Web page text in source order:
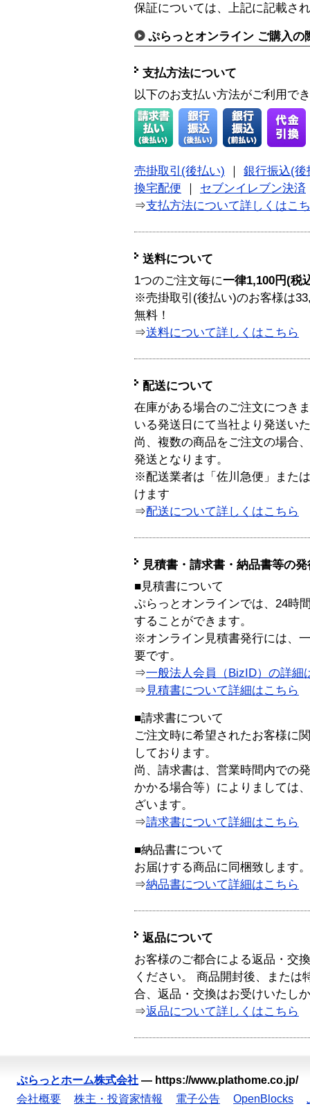
保証については、上記に記載さ
ぷらっとオンライン ご購入の
支払方法について
以下のお支払い方法がご利用で
売掛取引(後払い)
銀行振込(後
換宅配便
セブンイレブン決済
⇒支払方法について詳しくはこ
送料について
1つのご注文毎に一律1,100円(税
※売掛取引(後払い)のお客様は
無料！
⇒送料について詳しくはこちら
配送について
在庫がある場合のご注文につき
いる発送日にて当社より発送い
尚、複数の商品をご注文の場合
発送となります。
※配送業者は「佐川急便」また
けます
⇒配送について詳しくはこちら
見積書・請求書・納品書等の
■見積書について
ぷらっとオンラインでは、24時
することができます。
※オンライン見積書発行には、
要です。
⇒一般法人会員（BizID）の詳細
⇒ 見積書について詳細はこちら
■請求書について
ご注文時に希望されたお客様に
しております。
尚、請求書は、営業時間内での
かかる場合等）によりましては
ざいます。
⇒請求書について詳細はこちら
■納品書について
お届けする商品に同梱致します。
⇒納品書について詳細はこちら
返品について
お客様のご都合による返品・交
ください。 商品開封後、または
合、返品・交換はお受けいたし
⇒返品について詳しくはこちら
ぷらっとホーム株式会社 — https://www.plathome.co.jp/
会社概要
株主・投資家情報 電子公告 OpenBlocks